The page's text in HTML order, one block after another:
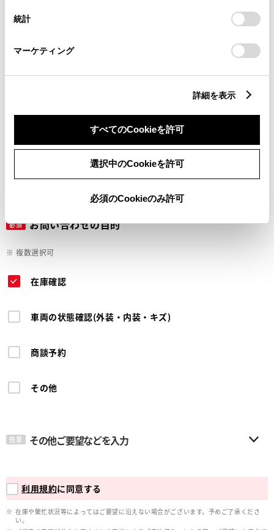
設定の変更、同意を撤回したりするにあたっては、当社の
「Cookie（クッキー）情報の取り扱いについて
」をご覧くだ
統計
マーケティング
詳細を表示
すべてのCookieを許可
選択中のCookieを許可
必須のCookieのみ許可
必須 ご希望の連絡方法
Eメール
メールアドレス
必須 お問い合わせの目的
※ 複数選択可
在庫確認
車両の状態確認(外装・内装・キズ)
商談予約
その他
任意 その他ご要望などを入力
利用規約に同意する
在庫や繁忙状況等によってはご要望に沿えない場合がございます。予めご了承くださ
い。